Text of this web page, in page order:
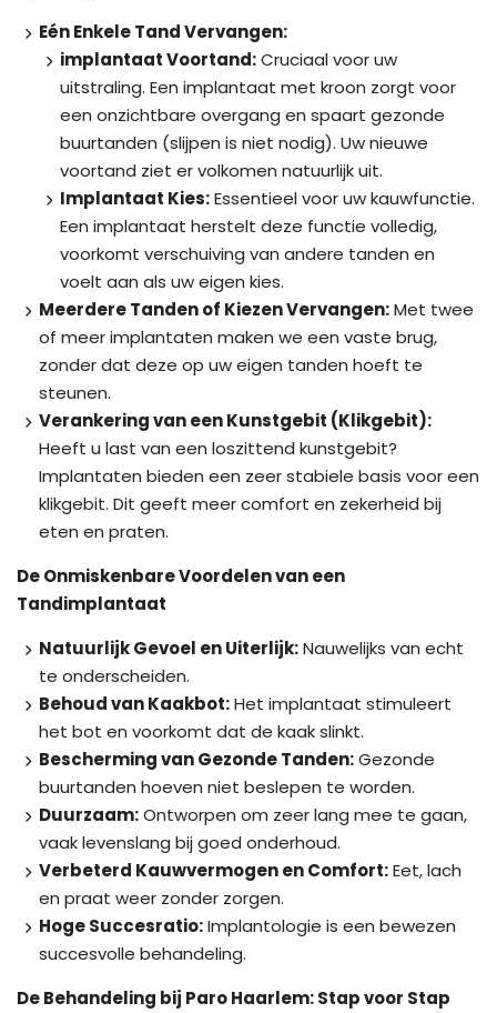
Eén Enkele Tand Vervangen:
implantaat Voortand:Cruciaal voor uw
uitstraling. Een implantaat met kroon zorgt voor
een onzichtbare overgang en spaart gezonde
buurtanden (slijpen is niet nodig). Uw nieuwe
voortand ziet er volkomen natuurlijk uit.
Implantaat Kies:Essentieel voor uw kauwfunctie.
Een implantaat herstelt deze functie volledig,
voorkomt verschuiving van andere tanden en
voelt aan als uw eigen kies.
Meerdere Tanden of Kiezen Vervangen:Met twee
of meer implantaten maken we een vaste brug,
zonder dat deze op uw eigen tanden hoeft te
steunen.
Verankering van een Kunstgebit (Klikgebit):
Heeft u last van een loszittend kunstgebit?
Implantaten bieden een zeer stabiele basis voor een
klikgebit. Dit geeft meer comfort en zekerheid bij
eten en praten.
De Onmiskenbare Voordelen van een
Tandimplantaat
Natuurlijk Gevoel en Uiterlijk:Nauwelijks van echt
te onderscheiden.
Behoud van Kaakbot:Het implantaat stimuleert
het bot en voorkomt dat de kaak slinkt.
Bescherming van Gezonde Tanden:Gezonde
buurtanden hoeven niet beslepen te worden.
Duurzaam:Ontworpen om zeer lang mee te gaan,
vaak levenslang bij goed onderhoud.
Verbeterd Kauwvermogen en Comfort:Eet, lach
en praat weer zonder zorgen.
Hoge Succesratio:Implantologie is een bewezen
succesvolle behandeling.
De Behandeling bij Paro Haarlem: Stap voor Stap